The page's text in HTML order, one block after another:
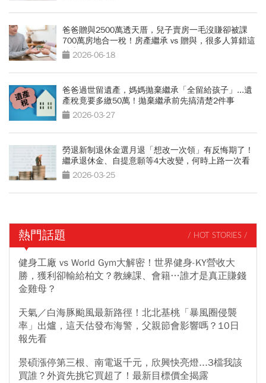
爸爸贈與2500萬透天厝，兒子賣房一毛沒賺卻被課
700萬房地合一稅！房產繼承 vs 贈與，很多人算錯這
件事2026-06-18
爸爸過世留遺產，媽媽拋棄繼承「全留給孩子」...遺
產稅竟要多繳50萬！拋棄繼承前先搞清楚2件事
2026-03-27
勞退新制退休金選月退「想改一次領」有反悔期了！
繼承退休金、自提意願等4大改變，何時上路一次看
2026-03-25
熱門話題 / HOT STORIES /
健身工廠 vs World Gym大解密！世界健身-KY營收大
勝，獲利卻輸給柏文？教練課、會籍…誰才是真正賺錢
金雞母？
天氣／白海豚颱風最新路徑！北北基桃「暴風圈侵襲
率」出爐，這天估發布海警，父親節會影響嗎？10日
報先看
景碩漲停第三根、南電返千元，欣興快亮燈...3檔我該
買誰？外資先挑它買超了！最新目標價全揭露